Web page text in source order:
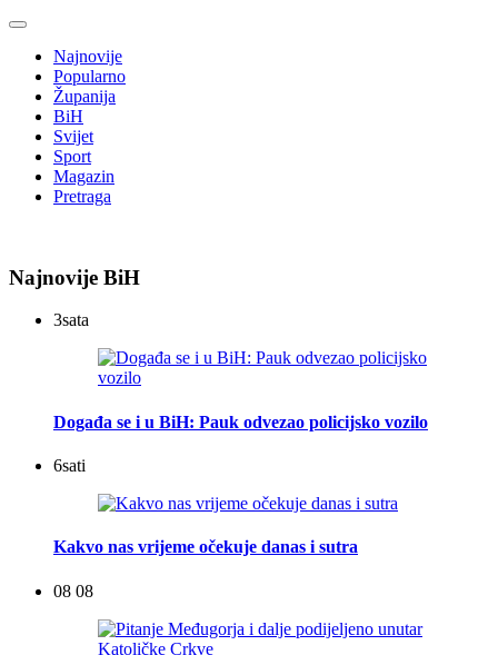
Najnovije
Popularno
Županija
BiH
Svijet
Sport
Magazin
Pretraga
Najnovije BiH
3sata
Događa se i u BiH: Pauk odvezao policijsko vozilo
6sati
Kakvo nas vrijeme očekuje danas i sutra
08 08